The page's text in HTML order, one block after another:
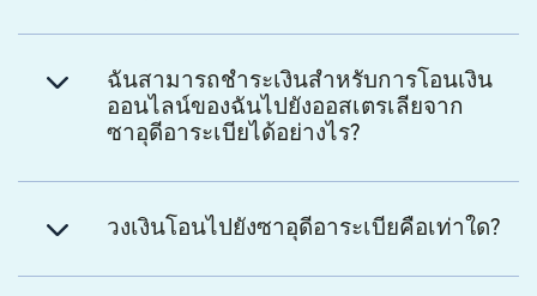
ฉันสามารถชำระเงินสำหรับการโอนเงิน
ออนไลน์ของฉันไปยังออสเตรเลียจาก
ซาอุดีอาระเบียได้อย่างไร?
วงเงินโอนไปยังซาอุดีอาระเบียคือเท่าใด?